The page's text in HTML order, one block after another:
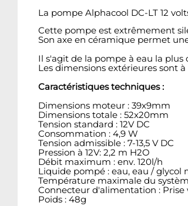
La pompe Alphacool DC-LT 12
Cette pompe est extrêmement
Son axe en céramique permet
Il s'agit de la pompe à eau la
Les dimensions extérieures sont
Caractéristiques techniques :
Dimensions moteur : 39x9mm
Dimensions totale : 52x20mm
Tension standard : 12V DC
Consommation : 4,9 W
Tension admissible : 7-13,5 V DC
Pression à 12V: 2,2 m H2O
Débit maximum : env. 120l/h
Liquide pompé : eau, eau / glycol
Température maximale du
Connecteur d'alimentation : Prise
Poids : 48g